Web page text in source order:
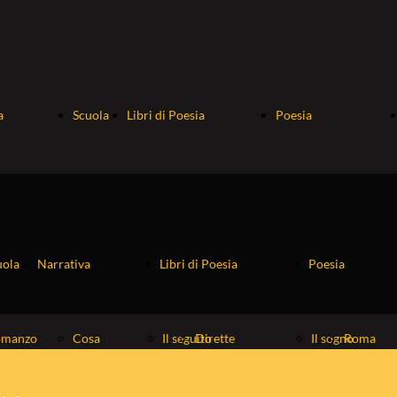
Scuola
Fiabe
Libri di Poesia
Riscritture
Il seguito
Poesia
che...
Il sogno
Narrativa
Cosa
Libri di Poesia
Dirette
Poesia
Roma